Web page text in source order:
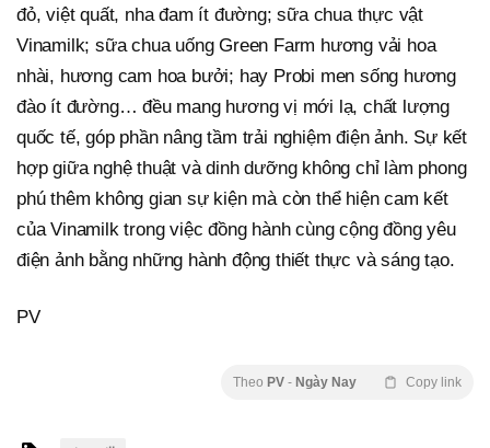
đỏ, việt quất, nha đam ít đường; sữa chua thực vật
Vinamilk; sữa chua uống Green Farm hương vải hoa
nhài, hương cam hoa bưởi; hay Probi men sống hương
đào ít đường… đều mang hương vị mới lạ, chất lượng
quốc tế, góp phần nâng tầm trải nghiệm điện ảnh. Sự kết
hợp giữa nghệ thuật và dinh dưỡng không chỉ làm phong
phú thêm không gian sự kiện mà còn thể hiện cam kết
của Vinamilk trong việc đồng hành cùng cộng đồng yêu
điện ảnh bằng những hành động thiết thực và sáng tạo.
PV
Theo PV - Ngày Nay Copy link